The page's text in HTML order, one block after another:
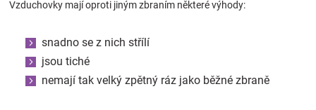
Vzduchovky mají oproti jiným zbraním některé výhody:
snadno se z nich střílí
jsou tiché
nemají tak velký zpětný ráz jako běžné zbraně